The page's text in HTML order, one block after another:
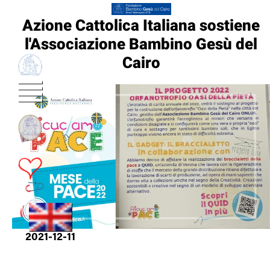
Azione Cattolica Italiana sostiene
l'Associazione Bambino Gesù del
Cairo
2021-12-11